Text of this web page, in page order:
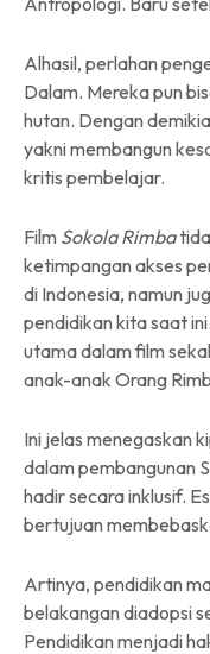
Alhasil, perlahan
Dalam. Mereka pun
hutan. Dengan
yakni membangun
kritis pembelajar.
Film Sokola Rimba
ketimpangan akses
di Indonesia, namun
pendidikan kita saat
utama dalam film
anak-anak Orang
Ini jelas menegaskan
dalam pembangunan
hadir secara inklusif.
bertujuan
Artinya, pendidikan
belakangan diadopsi
Pendidikan menjadi